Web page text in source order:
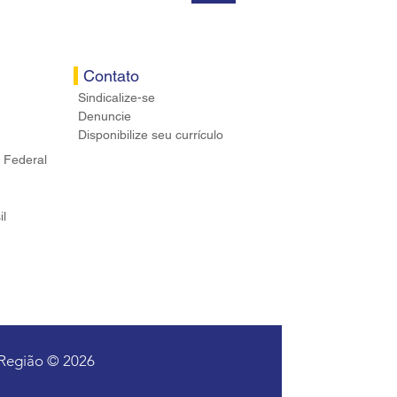
Federal
Contato
Sindicalize-se
Denuncie
Disponibilize seu currículo
© 2026